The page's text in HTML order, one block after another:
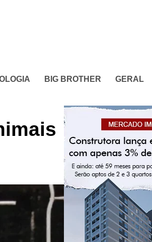
BIG BROTHER GERAL